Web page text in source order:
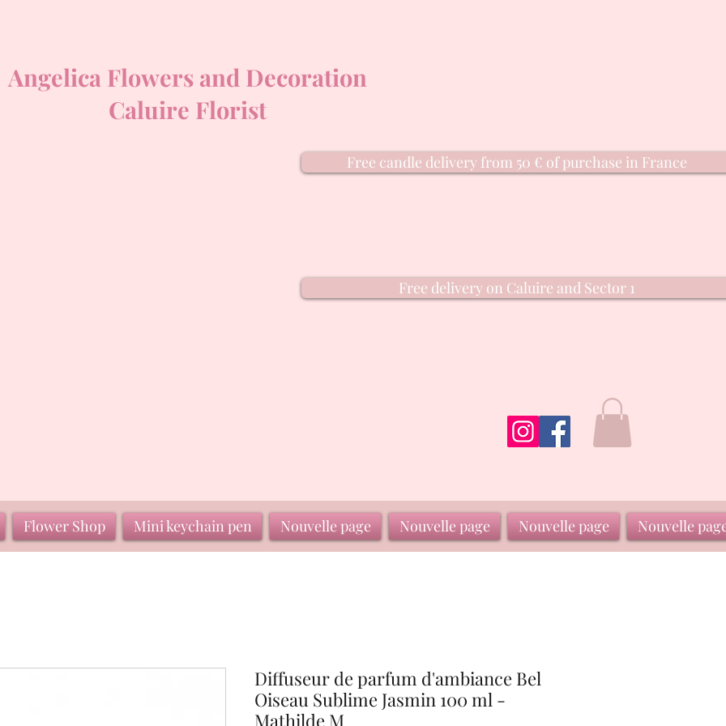
Angelica Flowers and Decoration
Caluire Florist
Free candle delivery from 50 € of purchase in France
Free delivery on Caluire and Sector 1
Flower Shop Mini keychain pen Nouvelle page Nouvelle page Nouvelle page Nouvelle
Diffuseur de parfum d'ambiance Bel
Oiseau Sublime Jasmin 100 ml -
Mathilde M